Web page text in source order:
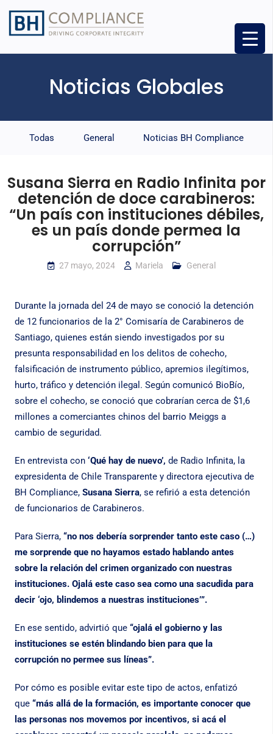
Noticias Globales
Todas General Noticias BH Compliance
Susana Sierra en Radio Infinita por
detención de doce carabineros:
“Un país con instituciones débiles,
es un país donde permea la
corrupción”
27 mayo, 2024 Mariela General
Durante la jornada del 24 de mayo se conoció la detención
de 12 funcionarios de la 2° Comisaría de Carabineros de
Santiago, quienes están siendo investigados por su
presunta responsabilidad en los delitos de cohecho,
falsificación de instrumento público, apremios ilegítimos,
hurto, tráfico y detención ilegal. Según comunicó BioBío,
sobre el cohecho, se conoció que cobrarían cerca de $1,6
millones a comerciantes chinos del barrio Meiggs a
cambio de seguridad.
En entrevista con ‘Qué hay de nuevo’, de Radio Infinita, la
expresidenta de Chile Transparente y directora ejecutiva de
BH Compliance, Susana Sierra, se refirió a esta detención
de funcionarios de Carabineros.
Para Sierra, “no nos debería sorprender tanto este caso (…)
me sorprende que no hayamos estado hablando antes
sobre la relación del crimen organizado con nuestras
instituciones. Ojalá este caso sea como una sacudida para
decir ‘ojo, blindemos a nuestras instituciones’”.
En ese sentido, advirtió que “ojalá el gobierno y las
instituciones se estén blindando bien para que la
corrupción no permee sus líneas”.
Por cómo es posible evitar este tipo de actos, enfatizó
que “más allá de la formación, es importante conocer que
las personas nos movemos por incentivos, si acá el